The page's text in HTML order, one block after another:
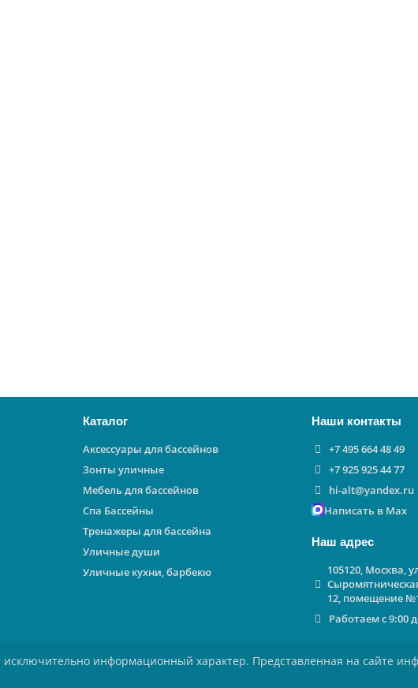
Каталог
Аксессуары для бассейнов
Зонты уличные
Мебель для бассейнов
Спа Бассейны
Тренажеры для бассейна
Уличные души
Уличные кухни, барбекю
Наши контакты
+7 495 664 48 49
+7 925 925 44 77
hi-alt@yandex.ru
Написать в Max
Наш адрес
105120, Москва,
12, помещение
Работаем с 9:00
информационный характер. Представленная на сайте